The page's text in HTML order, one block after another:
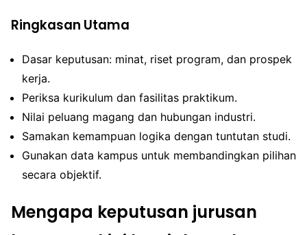
Ringkasan Utama
Dasar keputusan: minat, riset program, dan prospek
kerja.
Periksa kurikulum dan fasilitas praktikum.
Nilai peluang magang dan hubungan industri.
Samakan kemampuan logika dengan tuntutan studi.
Gunakan data kampus untuk membandingkan pilihan
secara objektif.
Mengapa keputusan jurusan